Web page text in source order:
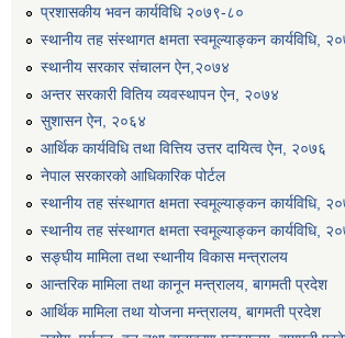
प्रशासकीय भवन कार्यविधि २०७९-८०
स्थानीय तह संस्थागत क्षमता स्वमूल्याङ्कन कार्यविधि,
स्थानीय सरकार संचालन ऐन,२०७४
अन्तर सरकारी वितिय व्यवस्थापन ऐन, २०७४
सुशासन ऐन, २०६४
आर्थिक कार्यविधि तथा वित्तिय उत्तर दायित्व ऐन, २०७६
नेपाल सरकारको आधिकारिक पोर्टल
स्थानीय तह संस्थागत क्षमता स्वमूल्याङ्कन कार्यविधि,
स्थानीय तह संस्थागत क्षमता स्वमूल्याङ्कन कार्यविधि,
सङ्घीय मामिला तथा स्थानीय विकास मन्त्रालय
आन्तरिक मामिला तथा कानून मन्त्रालय, बागमती प्रदेश
आर्थिक मामिला तथा योजना मन्त्रालय, बागमती प्रदेश